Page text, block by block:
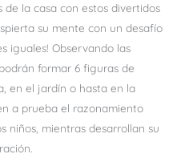
de la casa con estos divertidos
su mente con un desafío
iguales! Observando las
podrán formar 6 figuras de
en el jardín o hasta en la
a prueba el razonamiento
niños, mientras desarrollan su